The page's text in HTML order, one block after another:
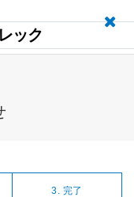
ック
3. 完了